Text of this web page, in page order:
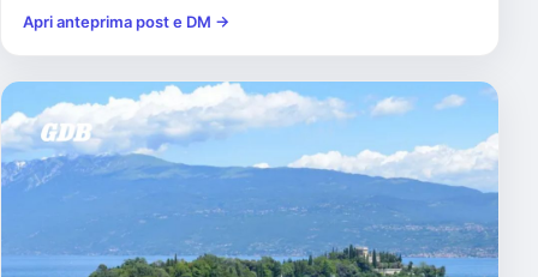
Apri anteprima post e DM →